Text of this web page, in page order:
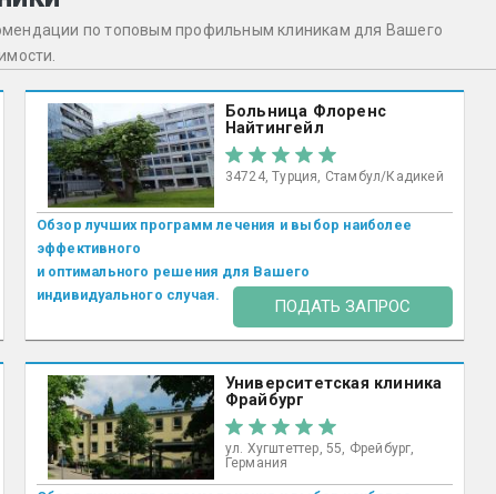
по топовым профильным клиникам для Вашего
Больница Флоренс
Найтингейл
34724, Турция, Стамбул/Кадикей
Обзор лучших программ лечения и выбор наиболее
эффективного
и оптимального решения для Вашего
индивидуального случая.
ПОДАТЬ ЗАПРОС
Университетская клиника
Фрайбург
ул. Хугштеттер, 55, Фрейбург,
Германия